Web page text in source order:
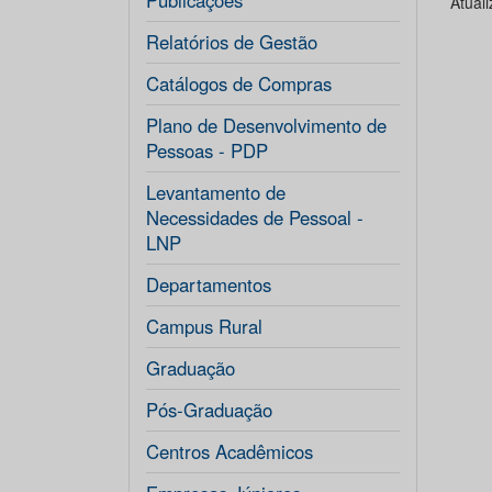
Relatórios de Gestão
Catálogos de Compras
Plano de Desenvolvimento de
Pessoas - PDP
Levantamento de
Necessidades de Pessoal -
LNP
Departamentos
Campus Rural
Graduação
Pós-Graduação
Centros Acadêmicos